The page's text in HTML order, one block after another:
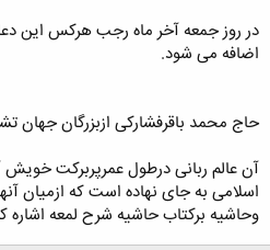
اضافه می شود.
حاج محمد باقرفشارکی ازبزرگان جهان
آن عالم ربانی درطول عمرپربرکت خویش
اسلامی به جای نهاده است که ازمیان
وحاشیه برکتاب حاشیه شرح لمعه اشاره